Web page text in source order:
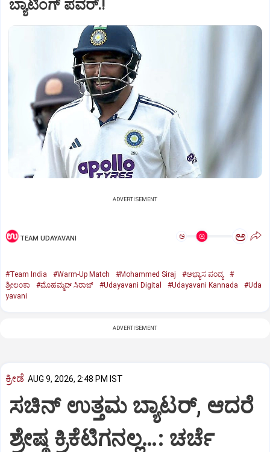
ಬ್ಯಾಟಿಂಗ್‌ ಪವರ್.!‌
ADVERTISEMENT
TEAM UDAYAVANI ಅ ಅ
#Team India #Warm-Up Match #Mohammed Siraj #ಅಭ್ಯಾಸ ಪಂದ್ಯ
#
ಶ್ರೀಲಂಕಾ
#ಮೊಹಮ್ಮದ್ ಸಿರಾಜ್ #Udayavani Digital #Udayavani Kannada
#Uda
yavani
ADVERTISEMENT
ಕ್ರೀಡೆ AUG 9, 2026, 2:48 PM IST
ಸಚಿನ್‌ ಉತ್ತಮ ಬ್ಯಾಟರ್‌, ಆದರೆ
ಶ್ರೇಷ್ಠ ಕ್ರಿಕೆಟಿಗನಲ್ಲ…: ಚರ್ಚೆ